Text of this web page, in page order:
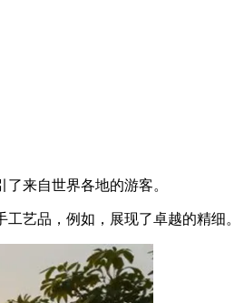
来自世界各地的游客。
艺品，例如，展现了卓越的精细。